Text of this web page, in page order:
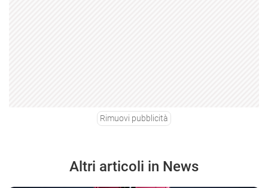
Rimuovi pubblicità
Altri articoli in News